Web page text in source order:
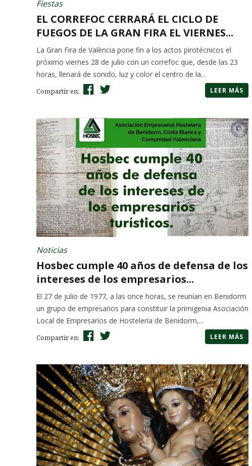
Fiestas
EL CORREFOC CERRARÁ EL CICLO DE
FUEGOS DE LA GRAN FIRA EL VIERNES...
La Gran Fira de València pone fin a los actos pirotécnicos el
próximo viernes 28 de julio con un correfoc que, desde las 23
horas, llenará de sonido, luz y color el centro de la...
Compartir en: LEER MÁS
Noticias
Hosbec cumple 40 años de defensa de los
intereses de los empresarios...
El 27 de julio de 1977, a las once horas, se reunían en Benidorm
un grupo de empresarios para constituir la primigenia Asociación
Local de Empresarios de Hostelería de Benidorm,...
Compartir en: LEER MÁS